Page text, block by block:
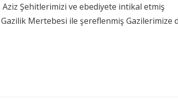
Aziz Şehitlerimizi ve ebediyete intikal etmiş
Mertebesi ile şereflenmiş Gazilerimize